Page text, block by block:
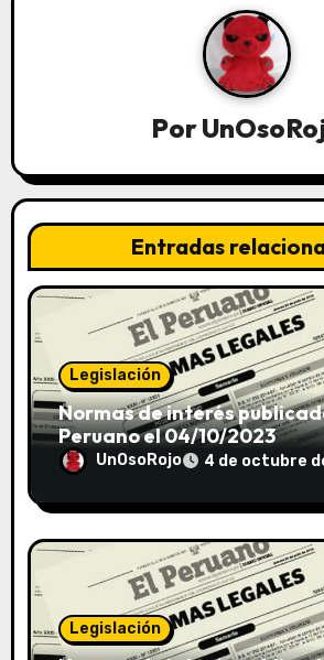
Por
Entradas
Legislación
Normas de interés
Peruano el 04/10/2023
UnOsoRojo 4 de octubre
Legislación